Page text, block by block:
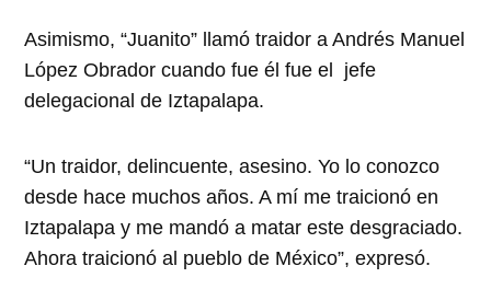
Asimismo, “Juanito” llamó traidor a Andrés Manuel
López Obrador cuando fue él fue el jefe
delegacional de Iztapalapa.
“Un traidor, delincuente, asesino. Yo lo conozco
desde hace muchos años. A mí me traicionó en
Iztapalapa y me mandó a matar este desgraciado.
Ahora traicionó al pueblo de México”, expresó.